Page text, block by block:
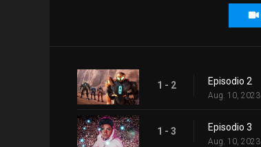
1 - 2 Episodio 2
Aug. 10, 2023
1 - 3 Episodio 3
Aug. 10, 2023